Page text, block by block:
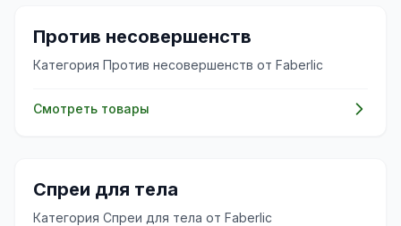
✨
Против несовершенств
Категория Против несовершенств от Faberlic
Смотреть товары
✨
Спреи для тела
Категория Спреи для тела от Faberlic